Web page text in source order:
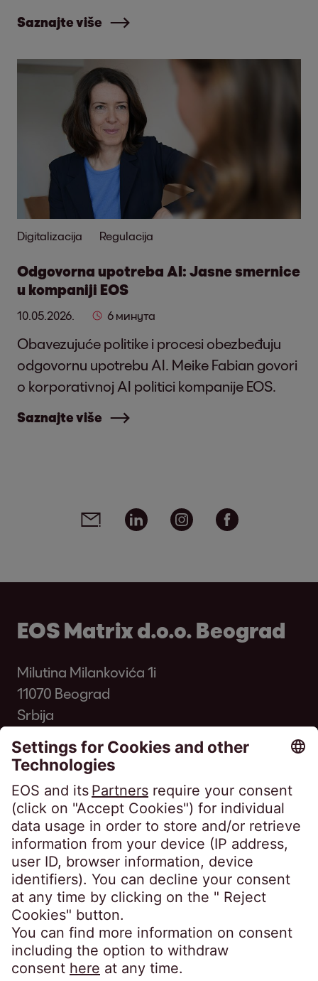
Saznajte više
Digitalizacija Regulacija
Odgovorna upotreba AI: Jasne smernice
u kompaniji EOS
10.05.2026. 6 минута
Obavezujuće politike i procesi obezbeđuju
odgovornu upotrebu AI. Meike Fabian govori
o korporativnoj AI politici kompanije EOS.
Saznajte više
Social media links - share article
Email Linkedin Instagram
EOS Matrix d.o.o. Beograd
Milutina Milankovića 1i
11070 Beograd
Srbija
Telefon:
+381 11 33 00 700
kontakt@eos-serbia.com
SpeakUP Kanal za uzbunjivanje
Najčešća pitanja